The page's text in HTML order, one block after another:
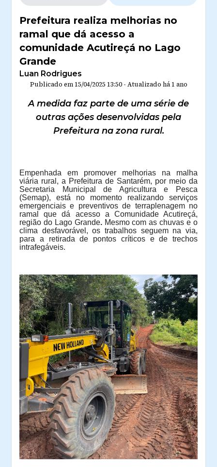
Prefeitura realiza melhorias no
ramal que dá acesso a
comunidade Acutireçá no Lago
Grande
Luan Rodrigues
Publicado em 15/04/2025 13:50- Atualizado há 1 ano
A medida faz parte de uma série de
outras ações desenvolvidas pela
Prefeitura na zona rural.
Empenhada em promover melhorias na malha
viária rural, a Prefeitura de Santarém, por meio da
Secretaria Municipal de Agricultura e Pesca
(Semap), está no momento realizando serviços
emergenciais e preventivos de terraplenagem no
ramal que dá acesso a Comunidade Acutireçá,
região do Lago Grande. Mesmo com as chuvas e o
clima desfavorável, os trabalhos seguem na via,
para a retirada de pontos críticos e de trechos
intrafegáveis.